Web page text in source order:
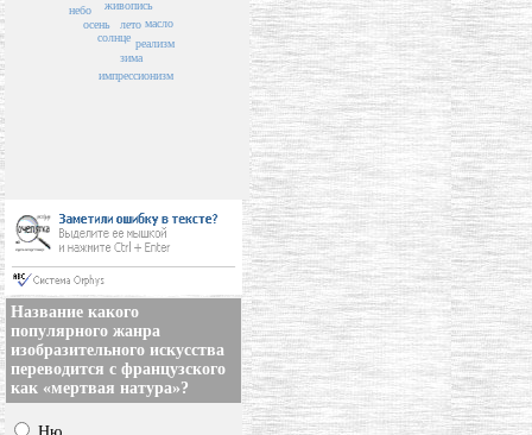
живопись
лето
солнце
зима
осень масло
реализм
небо
импрессионизм
Название какого
популярного жанра
изобразительного искусства
переводится с французского
как «мертвая натура»?